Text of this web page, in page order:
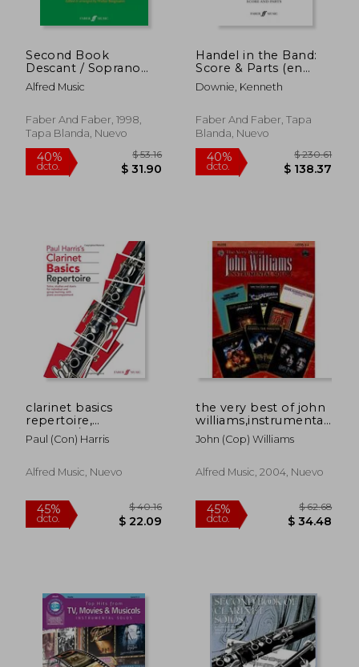
Second Book
Descant / Soprano
Recorder Solos (en
Inglés)
Alfred Music
Faber And Faber, 1998,
Tapa Blanda, Nuevo
40%
$ 31.90
Handel in the Band:
Score & Parts (en
Inglés)
Downie, Kenneth
Faber And Faber, Tapa
Blanda, Nuevo
40%
dcto.
clarinet basics
repertoire,
(clarinet/piano)
Paul (con) Harris
Alfred Music, Nuevo
the very best of john
williams,instrumental
solos: flute
John (cop) Williams
Alfred Music, 2004, Nuevo